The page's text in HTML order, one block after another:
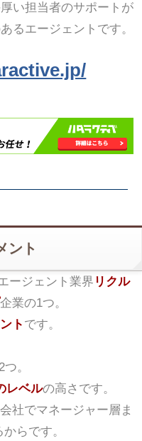
い担当者のサポートが
るエージェントです。
ント
ージェント業界 リクル
企業の1つ。
ト です。
。
レベルの高さです。
社でマネージャー層ま
らです。